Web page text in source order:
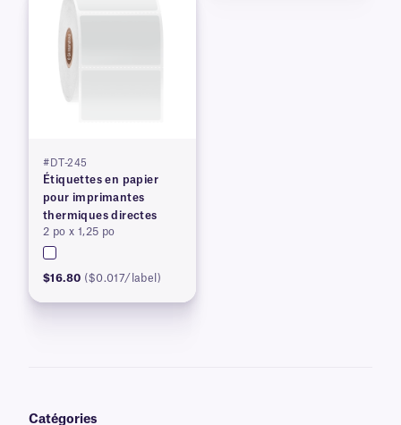
#DT-245
Étiquettes en papier
pour imprimantes
thermiques directes
2 po x 1,25 po
$16.80 ($0.017/label)
Catégories